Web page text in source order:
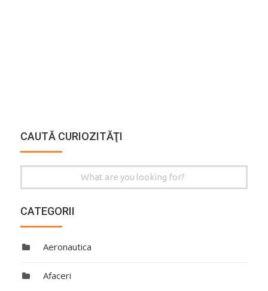
CAUTĂ CURIOZITĂŢI
for:
CATEGORII
Aeronautica
Afaceri